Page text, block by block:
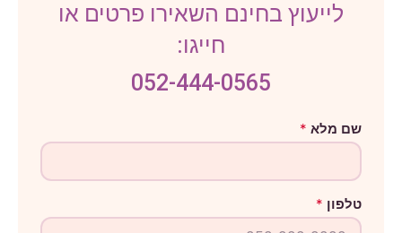
לייעוץ בחינם השאירו פרטים או
חייגו:
052-444-0565
שם מלא * מ
ל
ם
ו
ד
טלפון *